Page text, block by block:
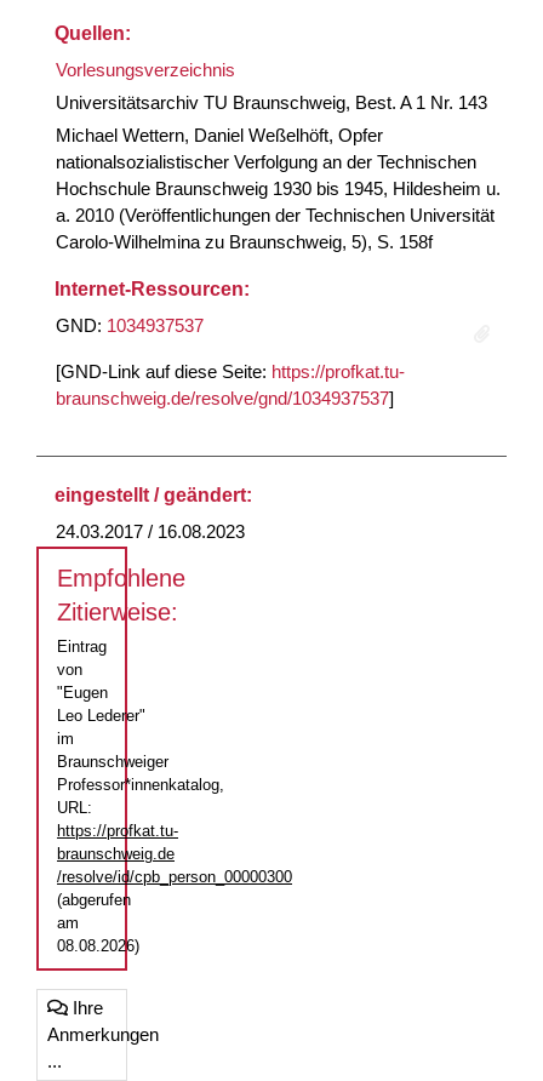
Quellen:
Vorlesungsverzeichnis
Universitätsarchiv TU Braunschweig, Best. A 1 Nr. 143
Michael Wettern, Daniel Weßelhöft, Opfer
nationalsozialistischer Verfolgung an der Technischen
Hochschule Braunschweig 1930 bis 1945, Hildesheim u.
a. 2010 (Veröffentlichungen der Technischen Universität
Carolo-Wilhelmina zu Braunschweig, 5), S. 158f
Internet-Ressourcen:
GND: 1034937537
[GND-Link auf diese Seite: https://profkat.tu-
braunschweig.de/resolve/gnd/1034937537]
eingestellt / geändert:
24.03.2017 / 16.08.2023
Empfohlene
Zitierweise:
Eintrag
von
"Eugen
Leo Lederer"
im
Braunschweiger
Professor*innenkatalog,
URL:
https://profkat.tu-
braunschweig.de
/resolve/id/cpb_person_00000300
(abgerufen
am
08.08.2026)
Ihre
Anmerkungen
...